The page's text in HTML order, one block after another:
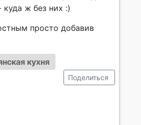
ж без них :)
просто добавив
кухня
Поделиться